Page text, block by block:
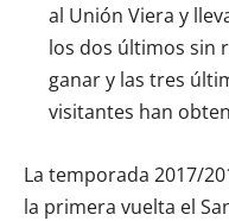
al Unión Viera y
los dos últimos sin
ganar y las tres
visitantes han
La temporada 2017/
la primera vuelta el